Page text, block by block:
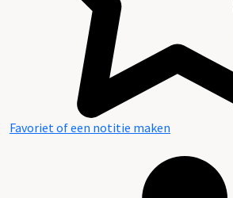
Favoriet of een notitie maken